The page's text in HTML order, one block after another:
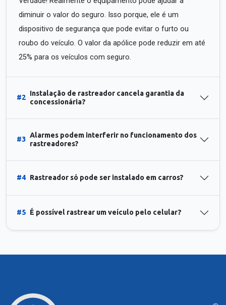
diminuir o valor do seguro. Isso porque, ele é um
dispositivo de segurança que pode evitar o furto ou
roubo do veículo. O valor da apólice pode reduzir em até
25% para os veículos com seguro.
#2
Instalação de rastreador cancela garantia da
concessionária?
#3
Alarmes podem interferir no funcionamento dos
rastreadores?
#4 Rastreador só pode ser instalado em carros?
#5 É possível rastrear um veículo pelo celular?